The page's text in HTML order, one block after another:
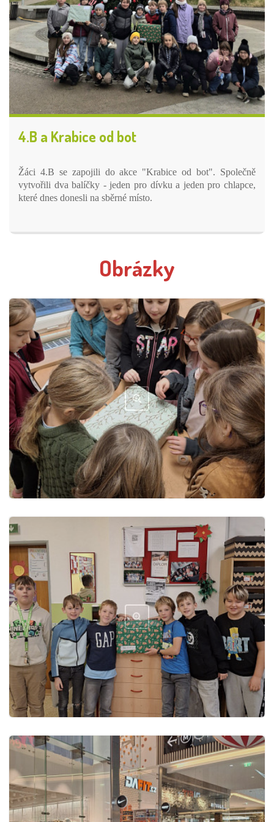
4.B a Krabice od bot
Žáci 4.B se zapojili do akce "Krabice od bot". Společně
vytvořili dva balíčky - jeden pro dívku a jeden pro chlapce,
které dnes donesli na sběrné místo.
Obrázky